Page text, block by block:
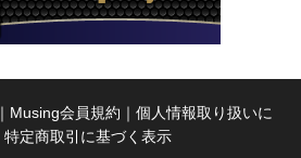
｜ Musing会員規約 ｜ 個人情報取り扱いに
特定商取引に基づく表示